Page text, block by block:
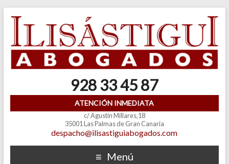
928 33 45 87
ATENCIÓN INMEDIATA
c/ Agustín Millares,18
35001 Las Palmas de Gran Canaria
despacho@ilisastiguiabogados.com
Menú